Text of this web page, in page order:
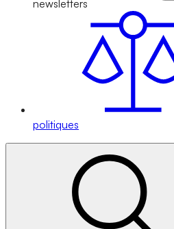
newsletters
politiques